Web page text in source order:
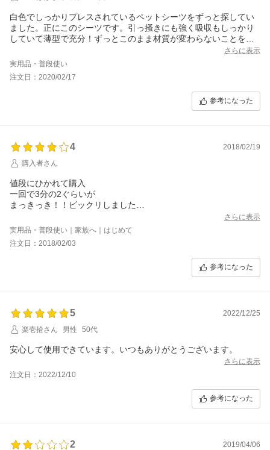
白色でしっかりプレスされているペットシーツをずっと探してい
ました。正にこのシーツです。引っ掻きにも強く吸収もしっかり
していて薄型で充分！ずっとこのまま材質が変わらないことを願
さらに表示
実用品・普段使い
注文日：2020/02/17
参考になった
4
2018/02/19
購入者さん
値段にひかれて購入
一回で3分の2ぐらいが
まっきっき！！ビックリしました
留守番の時じゃなかったら
これで大丈夫ですねー
圧縮されてコンパクトなので置場所にも困らないし
さらに表示
実用品・普段使い｜家族へ｜はじめて
注文日：2018/02/03
参考になった
5
2022/12/25
楽壱拾さん
男性 50代
安心して使用できています。いつもありがとうございます。
さらに表示
注文日：2022/12/10
参考になった
2
2019/04/06